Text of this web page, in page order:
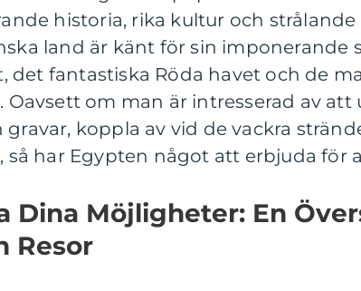
historia, rika kultur och strålande
land är känt för sin imponerande
det fantastiska Röda havet och de
Oavsett om man är intresserad av att
koppla av vid de vackra
så har Egypten något att erbjuda för
Dina Möjligheter: En
Resor